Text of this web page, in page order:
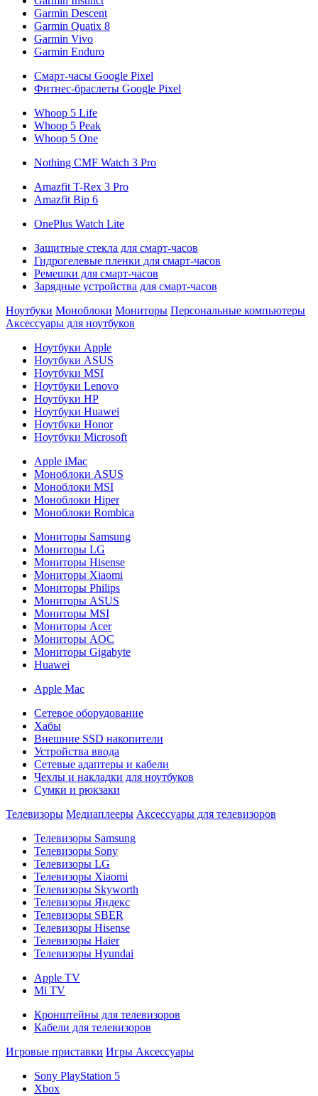
Garmin Descent
Garmin Quatix 8
Garmin Vivo
Garmin Enduro
Смарт-часы Google Pixel
Фитнес-браслеты Google Pixel
Whoop 5 Life
Whoop 5 Peak
Whoop 5 One
Nothing CMF Watch 3 Pro
Amazfit T-Rex 3 Pro
Amazfit Bip 6
OnePlus Watch Lite
Защитные стекла для смарт-часов
Гидрогелевые пленки для смарт-часов
Ремешки для смарт-часов
Зарядные устройства для смарт-часов
Ноутбуки Моноблоки Мониторы Персональные компьютеры
Аксессуары для ноутбуков
Ноутбуки Apple
Ноутбуки ASUS
Ноутбуки MSI
Ноутбуки Lenovo
Ноутбуки HP
Ноутбуки Huawei
Ноутбуки Honor
Ноутбуки Microsoft
Apple iMac
Моноблоки ASUS
Моноблоки MSI
Моноблоки Hiper
Моноблоки Rombica
Мониторы Samsung
Мониторы LG
Мониторы Hisense
Мониторы Xiaomi
Мониторы Philips
Мониторы ASUS
Мониторы MSI
Мониторы Acer
Мониторы AOC
Мониторы Gigabyte
Huawei
Apple Mac
Сетевое оборудование
Хабы
Внешние SSD накопители
Устройства ввода
Сетевые адаптеры и кабели
Чехлы и накладки для ноутбуков
Сумки и рюкзаки
Телевизоры Медиаплееры Аксессуары для телевизоров
Телевизоры Samsung
Телевизоры Sony
Телевизоры LG
Телевизоры Xiaomi
Телевизоры Skyworth
Телевизоры Яндекс
Телевизоры SBER
Телевизоры Hisense
Телевизоры Haier
Телевизоры Hyundai
Apple TV
Mi TV
Кронштейны для телевизоров
Кабели для телевизоров
Игровые приставки Игры Аксессуары
Sony PlayStation 5
Xbox